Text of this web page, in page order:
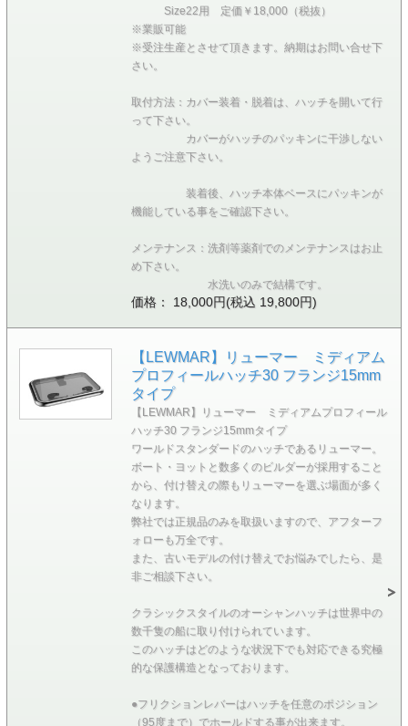
Size22用 定価￥18,000（税抜）
※業販可能
※受注生産とさせて頂きます。納期はお問い合せ下
さい。
取付方法：カバー装着・脱着は、ハッチを開いて行
って下さい。
カバーがハッチのパッキンに干渉しない
ようご注意下さい。
装着後、ハッチ本体ベースにパッキンが
機能している事をご確認下さい。
メンテナンス：洗剤等薬剤でのメンテナンスはお止
め下さい。
水洗いのみで結構です。
価格： 18,000円(税込 19,800円)
【LEWMAR】リューマー ミディアム
プロフィールハッチ30 フランジ15mm
タイプ
【LEWMAR】リューマー ミディアムプロフィール
ハッチ30 フランジ15mmタイプ
ワールドスタンダードのハッチであるリューマー。
ボート・ヨットと数多くのビルダーが採用すること
から、付け替えの際もリューマーを選ぶ場面が多く
なります。
弊社では正規品のみを取扱いますので、アフターフ
ォローも万全です。
また、古いモデルの付け替えでお悩みでしたら、是
非ご相談下さい。
クラシックスタイルのオーシャンハッチは世界中の
数千隻の船に取り付けられています。
このハッチはどのような状況下でも対応できる究極
的な保護構造となっております。
●フリクションレバーはハッチを任意のポジション
（95度まで）でホールドする事が出来ます。